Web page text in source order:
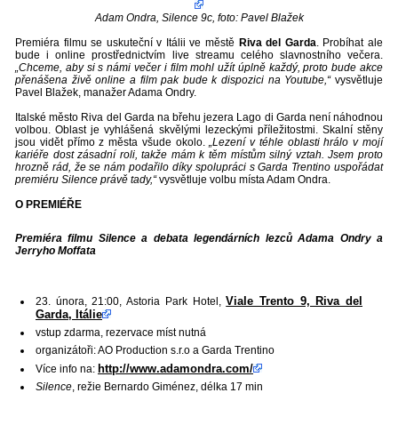
Adam Ondra, Silence 9c, foto: Pavel Blažek
Premiéra filmu se uskuteční v Itálii ve městě Riva del Garda. Probíhat ale
bude i online prostřednictvím live streamu celého slavnostního večera.
„Chceme, aby si s námi večer i film mohl užít úplně každý, proto bude akce
přenášena živě online a film pak bude k dispozici na Youtube,“vysvětluje
Pavel Blažek, manažer Adama Ondry.
Italské město Riva del Garda na břehu jezera Lago di Garda není náhodnou
volbou. Oblast je vyhlášená skvělými lezeckými příležitostmi. Skalní stěny
jsou vidět přímo z města všude okolo.„Lezení v téhle oblasti hrálo v mojí
kariéře dost zásadní roli, takže mám k těm místům silný vztah. Jsem proto
hrozně rád, že se nám podařilo díky spolupráci s Garda Trentino uspořádat
premiéru Silence právě tady,“vysvětluje volbu místa Adam Ondra.
O PREMIÉŘE
Premiéra filmu Silence a debata legendárních lezců Adama Ondry a
Jerryho Moffata
23. února, 21:00, Astoria Park Hotel,Viale Trento 9, Riva del
Garda, Itálie
vstup zdarma, rezervace míst nutná
organizátoři: AO Production s.r.o a Garda Trentino
Více info na: http://www.adamondra.com/
Silence, režie Bernardo Giménez, délka 17 min